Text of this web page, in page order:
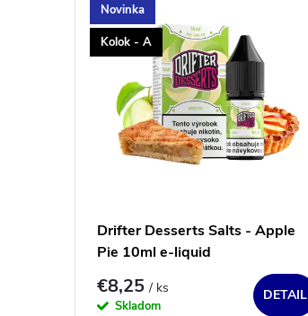
Novinka
Kolok - A
Drifter Desserts Salts - Apple
Pie 10ml e-liquid
€8,25/ ks
Skladom
DETAIL